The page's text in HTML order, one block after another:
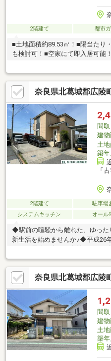
2階建て 都市
■土地面積約89.53㎡！■陽当たり
も検討可！■空家にて即入居可能！
奈良県北葛城郡広陵
間取
建
土
築年
「
2階建て 駐車場
システムキッチン
オール
◆駅前の喧騒から離れた、ゆった
新生活を始めませんか♪◆平成26
光・6帖以上の4LDKです。各居
ベート空間を有効活用いただけ
がり、高層建築物はございませ
しいただけます♪◆駐車3台可能
種による)♪◆南向きバルコニー
が差し込みます。夏の休日はプ
しくは担当までお気軽に問い合わ
奈良県北葛城郡広陵
間取
建
土
築年